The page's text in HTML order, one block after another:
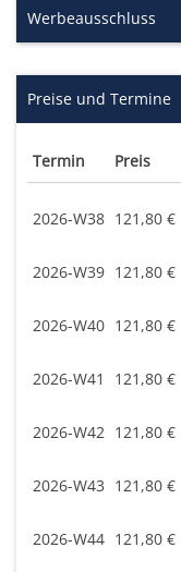
Werbeausschluss
Preise und Termine
Termin Preis
2026-W38 121,80 €
2026-W39 121,80 €
2026-W40 121,80 €
2026-W41 121,80 €
2026-W42 121,80 €
2026-W43 121,80 €
2026-W44 121,80 €